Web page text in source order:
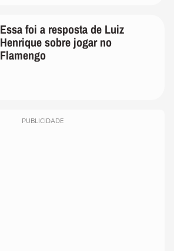
Essa foi a resposta de Luiz
Henrique sobre jogar no
Flamengo
PUBLICIDADE